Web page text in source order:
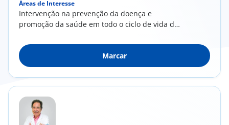
Áreas de Interesse
Intervenção na prevenção da doença e
promoção da saúde em todo o ciclo de vida do
da doença crónica particularmente diabetes e
hipertensão arterial
Marcar